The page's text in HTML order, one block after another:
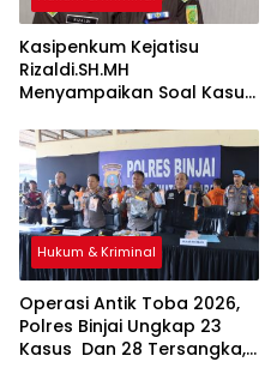
Kasipenkum Kejatisu
Rizaldi.SH.MH
Menyampaikan Soal Kasus
Dalam Kasus Pelepasan
Aset Perkebunan PTPN ll
JPU, Akan Banding
Hukum & Kriminal
Operasi Antik Toba 2026,
Polres Binjai Ungkap 23
Kasus Dan 28 Tersangka,